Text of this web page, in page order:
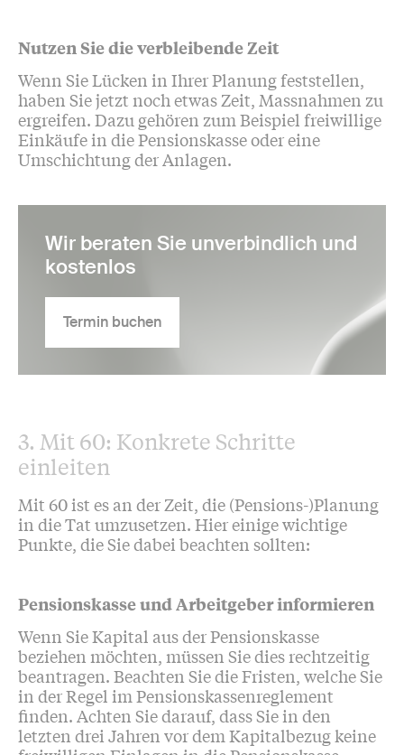
Nutzen Sie die verbleibende Zeit
Wenn Sie Lücken in Ihrer Planung feststellen,
haben Sie jetzt noch etwas Zeit, Massnahmen zu
ergreifen. Dazu gehören zum Beispiel freiwillige
Einkäufe in die Pensionskasse oder eine
Umschichtung der Anlagen.
Wir beraten Sie unverbindlich und
kostenlos
Termin buchen
3. Mit 60: Konkrete Schritte
einleiten
Mit 60 ist es an der Zeit, die (Pensions-)Planung
in die Tat umzusetzen. Hier einige wichtige
Punkte, die Sie dabei beachten sollten:
Pensionskasse und Arbeitgeber informieren
Wenn Sie Kapital aus der Pensionskasse
beziehen möchten, müssen Sie dies rechtzeitig
beantragen. Beachten Sie die Fristen, welche Sie
in der Regel im Pensionskassenreglement
finden. Achten Sie darauf, dass Sie in den
letzten drei Jahren vor dem Kapitalbezug keine